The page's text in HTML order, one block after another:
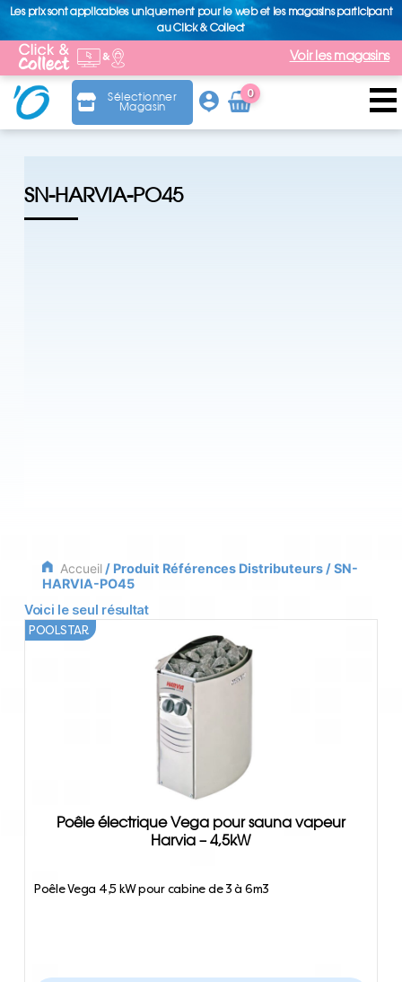
Les prix sont applicables uniquement pour le web et les magasins participant
au Click & Collect
Voir les magasins
Sélectionner
Magasin
0
Arti
cle
SN-HARVIA-PO45
Accueil/ Produit Références Distributeurs / SN-
HARVIA-PO45
Voici le seul résultat
Poêle électrique Vega pour sauna vapeur
Harvia – 4,5kW
POOLSTAR
Poêle Vega 4,5 kW pour cabine de 3 à 6m3